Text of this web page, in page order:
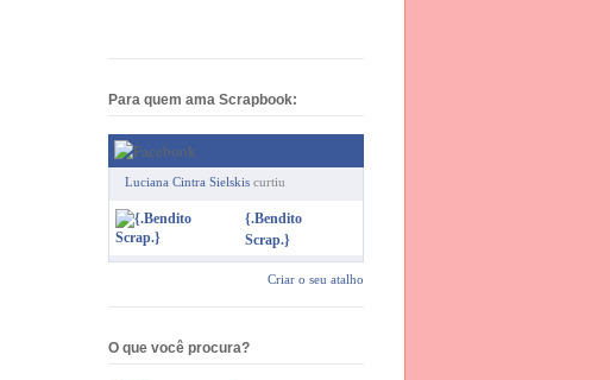
Para quem ama Scrapbook:
Luciana Cintra Sielskis curtiu
{.Bendito
Scrap.}
Criar o seu atalho
O que você procura?